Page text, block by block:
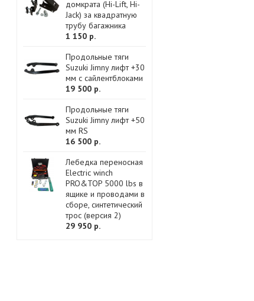
домкрата (Hi-Lift, Hi-
Jack) за квадратную
трубу багажника
1 150 р.
Продольные тяги
Suzuki Jimny лифт +30
мм с сайлентблоками
19 500 р.
Продольные тяги
Suzuki Jimny лифт +50
мм RS
16 500 р.
Лебедка переносная
Electric winch
PRO&TOP 5000 lbs в
ящике и проводами в
сборе, синтетический
трос (версия 2)
29 950 р.